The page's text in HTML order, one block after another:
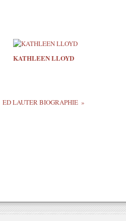
KATHLEEN LLOYD
ED LAUTER BIOGRAPHIE